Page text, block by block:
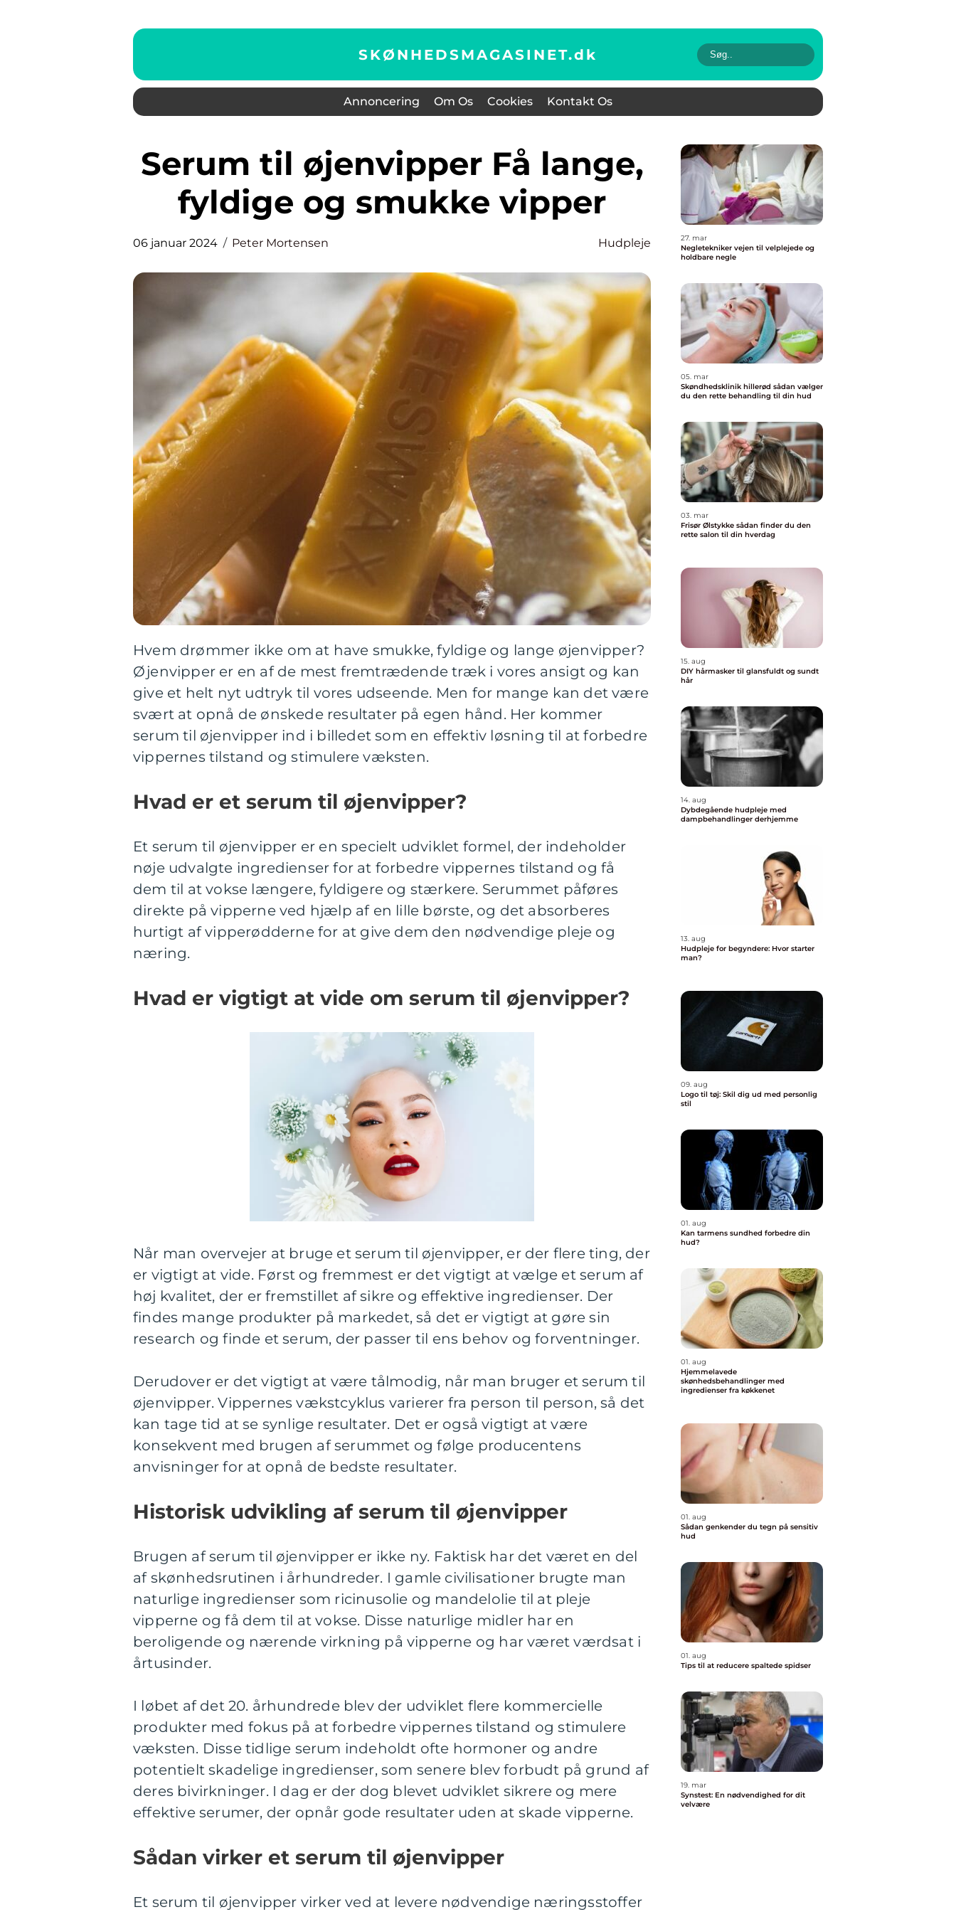
SKØNHEDSMAGASINET.dk
Annoncering Om Os Cookies Kontakt Os
Serum til øjenvipper Få lange,
fyldige og smukke vipper
06 januar 2024 Peter Mortensen Hudpleje
Hvem drømmer ikke om at have smukke, fyldige og lange øjenvipper?
Øjenvipper er en af de mest fremtrædende træk i vores ansigt og kan
give et helt nyt udtryk til vores udseende. Men for mange kan det være
svært at opnå de ønskede resultater på egen hånd. Her kommer
serum til øjenvipper ind i billedet som en effektiv løsning til at forbedre
vippernes tilstand og stimulere væksten.
Hvad er et serum til øjenvipper?
Et serum til øjenvipper er en specielt udviklet formel, der indeholder
nøje udvalgte ingredienser for at forbedre vippernes tilstand og få
dem til at vokse længere, fyldigere og stærkere. Serummet påføres
direkte på vipperne ved hjælp af en lille børste, og det absorberes
hurtigt af vipperødderne for at give dem den nødvendige pleje og
næring.
Hvad er vigtigt at vide om serum til øjenvipper?
Når man overvejer at bruge et serum til øjenvipper, er der flere ting, der
er vigtigt at vide. Først og fremmest er det vigtigt at vælge et serum af
høj kvalitet, der er fremstillet af sikre og effektive ingredienser. Der
findes mange produkter på markedet, så det er vigtigt at gøre sin
research og finde et serum, der passer til ens behov og forventninger.
Derudover er det vigtigt at være tålmodig, når man bruger et serum til
øjenvipper. Vippernes vækstcyklus varierer fra person til person, så det
kan tage tid at se synlige resultater. Det er også vigtigt at være
konsekvent med brugen af serummet og følge producentens
anvisninger for at opnå de bedste resultater.
Historisk udvikling af serum til øjenvipper
Brugen af serum til øjenvipper er ikke ny. Faktisk har det været en del
af skønhedsrutinen i århundreder. I gamle civilisationer brugte man
naturlige ingredienser som ricinusolie og mandelolie til at pleje
vipperne og få dem til at vokse. Disse naturlige midler har en
beroligende og nærende virkning på vipperne og har været værdsat i
årtusinder.
I løbet af det 20. århundrede blev der udviklet flere kommercielle
produkter med fokus på at forbedre vippernes tilstand og stimulere
væksten. Disse tidlige serum indeholdt ofte hormoner og andre
potentielt skadelige ingredienser, som senere blev forbudt på grund af
deres bivirkninger. I dag er der dog blevet udviklet sikrere og mere
effektive serumer, der opnår gode resultater uden at skade vipperne.
Sådan virker et serum til øjenvipper
Et serum til øjenvipper virker ved at levere nødvendige næringsstoffer
27. mar
Negletekniker vejen til velplejede og
holdbare negle
05. mar
Skøndhedsklinik hillerød sådan vælger
du den rette behandling til din hud
03. mar
Frisør Ølstykke sådan finder du den
rette salon til din hverdag
15. aug
DIY hårmasker til glansfuldt og sundt
hår
14. aug
Dybdegående hudpleje med
dampbehandlinger derhjemme
13. aug
Hudpleje for begyndere: Hvor starter
man?
09. aug
Logo til tøj: Skil dig ud med personlig
stil
01. aug
Kan tarmens sundhed forbedre din
hud?
01. aug
Hjemmelavede
skønhedsbehandlinger med
ingredienser fra køkkenet
01. aug
Sådan genkender du tegn på sensitiv
hud
01. aug
Tips til at reducere spaltede spidser
19. mar
Synstest: En nødvendighed for dit
velvære